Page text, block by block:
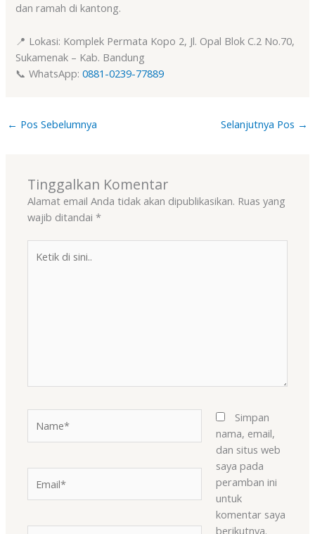
dan ramah di kantong.
📍 Lokasi: Komplek Permata Kopo 2, Jl. Opal Blok C.2 No.70,
Sukamenak – Kab. Bandung
📞 WhatsApp:0881-0239-77889
← Pos Sebelumnya Selanjutnya Pos →
Tinggalkan Komentar
Alamat email Anda tidak akan dipublikasikan. Ruas yang
wajib ditandai*
Simpan
nama, email,
dan situs web
saya pada
peramban ini
untuk
komentar saya
berikutnya.